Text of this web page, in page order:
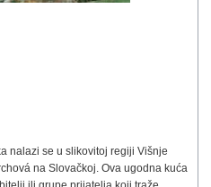
nalazi se u slikovitoj regiji Višnje
na Slovačkoj. Ova ugodna kuća